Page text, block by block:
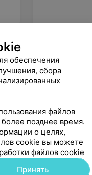
обеспечения
сбора
файлов
позднее время.
о целях,
cookie вы можете
файлов cookie
Принять